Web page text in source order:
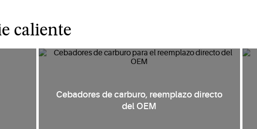
caliente
Cebadores de carburo, reemplazo directo
del OEM